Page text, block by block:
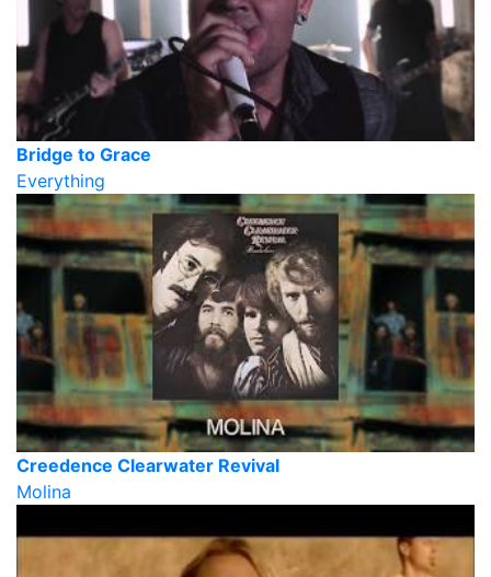
Bridge to Grace
Everything
Creedence Clearwater Revival
Molina